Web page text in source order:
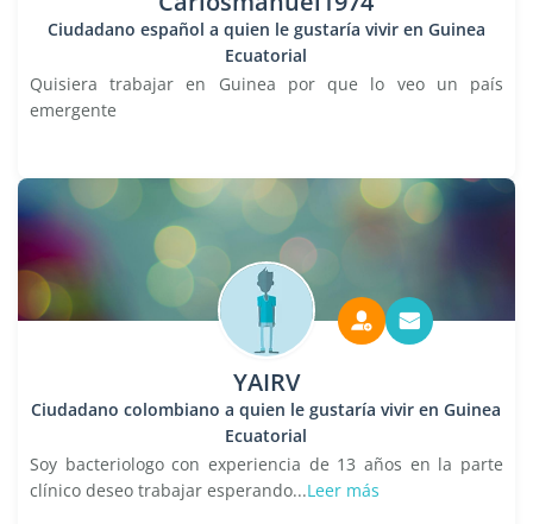
Ciudadano español a quien le gustaría vivir en Guinea
Ecuatorial
Quisiera trabajar en Guinea por que lo veo un país
emergente
YAIRV
Ciudadano colombiano a quien le gustaría vivir en Guinea
Ecuatorial
Soy bacteriologo con experiencia de 13 años en la parte
clínico deseo trabajar esperando...Leer más